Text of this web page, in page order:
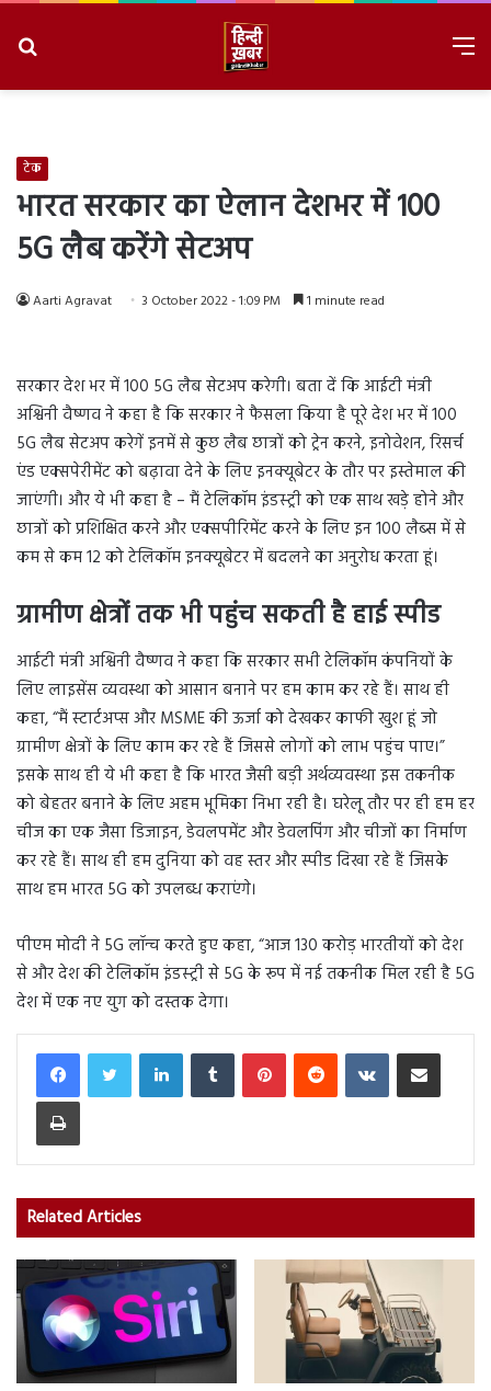
टेक
भारत सरकार का ऐलान देशभर में 100
5G लैब करेंगे सेटअप
Aarti Agravat 3 October 2022 - 1:09 PM 1 minute read
सरकार देश भर में 100 5G लैब सेटअप करेगी। बता दें कि आईटी मंत्री
अश्विनी वैष्णव ने कहा है कि सरकार ने फैसला किया है पूरे देश भर में 100
5G लैब सेटअप करेगें इनमें से कुछ लैब छात्रों को ट्रेन करने, इनोवेशन, रिसर्च
एंड एक्सपेरीमेंट को बढ़ावा देने के लिए इनक्यूबेटर के तौर पर इस्तेमाल की
जाएंगी। और ये भी कहा है – मैं टेलिकॉम इंडस्ट्री को एक साथ खड़े होने और
छात्रों को प्रशिक्षित करने और एक्सपीरिमेंट करने के लिए इन 100 लैब्स में से
कम से कम 12 को टेलिकॉम इनक्यूबेटर में बदलने का अनुरोध करता हूं।
ग्रामीण क्षेत्रों तक भी पहुंच सकती है हाई स्पीड
आईटी मंत्री अश्विनी वैष्णव ने कहा कि सरकार सभी टेलिकॉम कंपनियों के
लिए लाइसेंस व्यवस्था को आसान बनाने पर हम काम कर रहे हैं। साथ ही
कहा, “मैं स्टार्टअप्स और MSME की ऊर्जा को देखकर काफी खुश हूं जो
ग्रामीण क्षेत्रों के लिए काम कर रहे हैं जिससे लोगों को लाभ पहुंच पाए।”
इसके साथ ही ये भी कहा है कि भारत जैसी बड़ी अर्थव्यवस्था इस तकनीक
को बेहतर बनाने के लिए अहम भूमिका निभा रही है। घरेलू तौर पर ही हम हर
चीज का एक जैसा डिजाइन, डेवलपमेंट और डेवलपिंग और चीजों का निर्माण
कर रहे हैं। साथ ही हम दुनिया को वह स्तर और स्पीड दिखा रहे हैं जिसके
साथ हम भारत 5G को उपलब्ध कराएंगे।
पीएम मोदी ने 5G लॉन्च करते हुए कहा, “आज 130 करोड़ भारतीयों को देश
से और देश की टेलिकॉम इंडस्ट्री से 5G के रूप में नई तकनीक मिल रही है 5G
देश में एक नए युग को दस्तक देगा।
LinkedInTumblr PinterestReddit VKontakteShare via Email
Print
Related Articles